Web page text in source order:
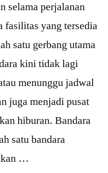
selama perjalanan
fasilitas yang tersedia
satu gerbang utama
kini tidak lagi
menunggu jadwal
juga menjadi pusat
hiburan. Bandara
satu bandara
…